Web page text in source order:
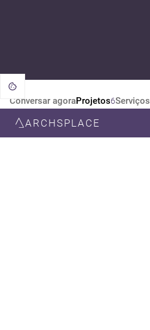
ARCHSPLACE
Conversar agoraProjetos6Serviços
CATEGORIA
TODOS DESIGN DE INTERIORES